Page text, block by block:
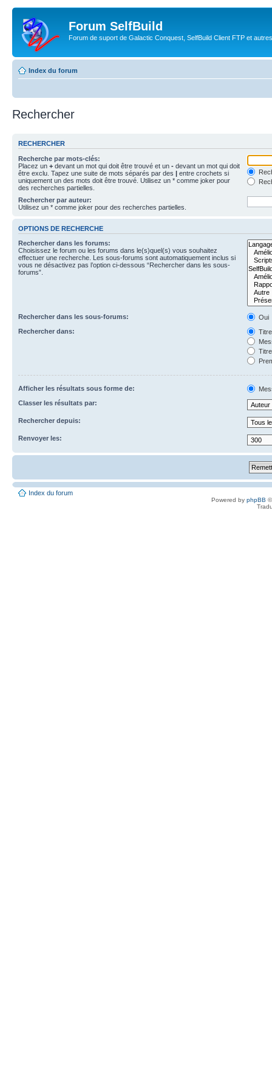
Forum SelfBuild
Forum de suport de Galactic Conquest, SelfBuild Client FTP et
Index du forum
Rechercher
RECHERCHER
Recherche par mots-clés:
Placez un + devant un mot qui doit être trouvé et un - devant un mot qui doit
être exclu. Tapez une suite de mots séparés par des | entre crochets si
uniquement un des mots doit être trouvé. Utilisez un * comme joker pour
des recherches partielles.
Rechercher par auteur:
Utilisez un * comme joker pour des recherches partielles.
OPTIONS DE RECHERCHE
Rechercher dans les forums:
Choisissez le forum ou les forums dans le(s)quel(s) vous souhaitez
effectuer une recherche. Les sous-forums sont automatiquement inclus si
vous ne désactivez pas l’option ci-dessous “Rechercher dans les sous-
forums”.
Rechercher dans les sous-forums:
Oui
Rechercher dans:
Afficher les résultats sous forme de:
Classer les résultats par:
Rechercher depuis:
Renvoyer les:
Index du forum
Powered by phpBB